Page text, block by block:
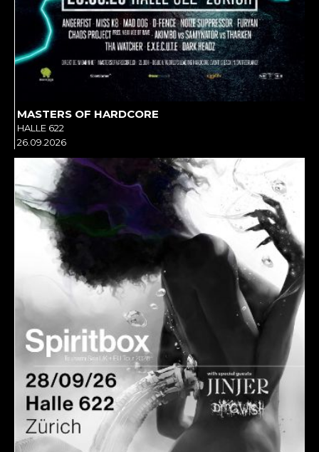
MASTERS OF HARDCORE
HALLE 622
26.09.2026